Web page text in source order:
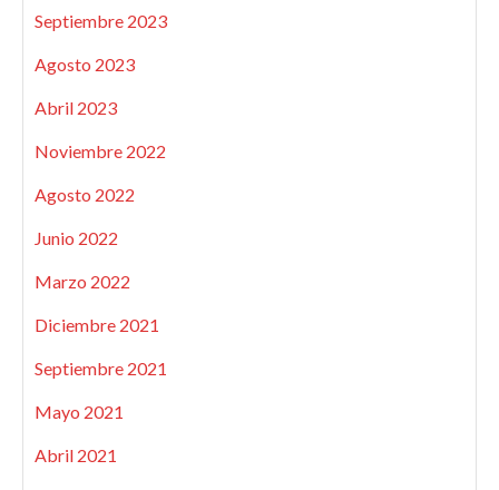
Septiembre 2023
Agosto 2023
Abril 2023
Noviembre 2022
Agosto 2022
Junio 2022
Marzo 2022
Diciembre 2021
Septiembre 2021
Mayo 2021
Abril 2021